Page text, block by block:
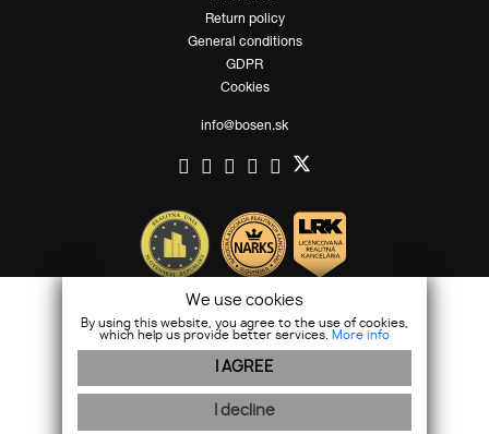
We use cookies
By using this website, you agree to the use of cookies,
which help us provide better services. More info
I AGREE
I decline
Return policy
General conditions
GDPR
Cookies
info@bosen.sk